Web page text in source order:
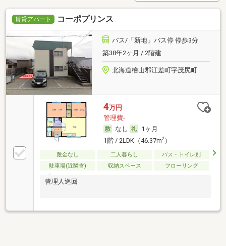
賃貸アパート コーポプリンス
バス/「新地」バス停 停歩3分
築38年2ヶ月 / 2階建
北海道檜山郡江差町字茂尻町
4万円
管理費-
なし
1ヶ月
1階 / 2LDK（46.37m2）
敷金なし 二人暮らし
バス・トイレ別
駐車場(近隣含)
収納スペース フローリング
管理人巡回